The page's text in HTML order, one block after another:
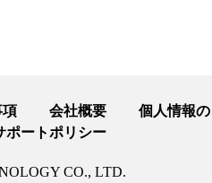
項 会社概要
個人情報の
ポートポリシー
CO., LTD.